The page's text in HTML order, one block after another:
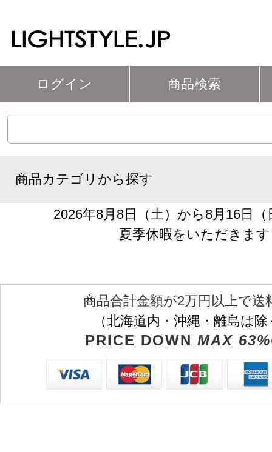
ログイン 商品検索
商品カテゴリから探す
2026年8月8日（土）から8月16日
夏季休暇をいただきます
商品合計金額が2万円以上で送
（北海道内・沖縄・離島は
PRICE DOWN MAX